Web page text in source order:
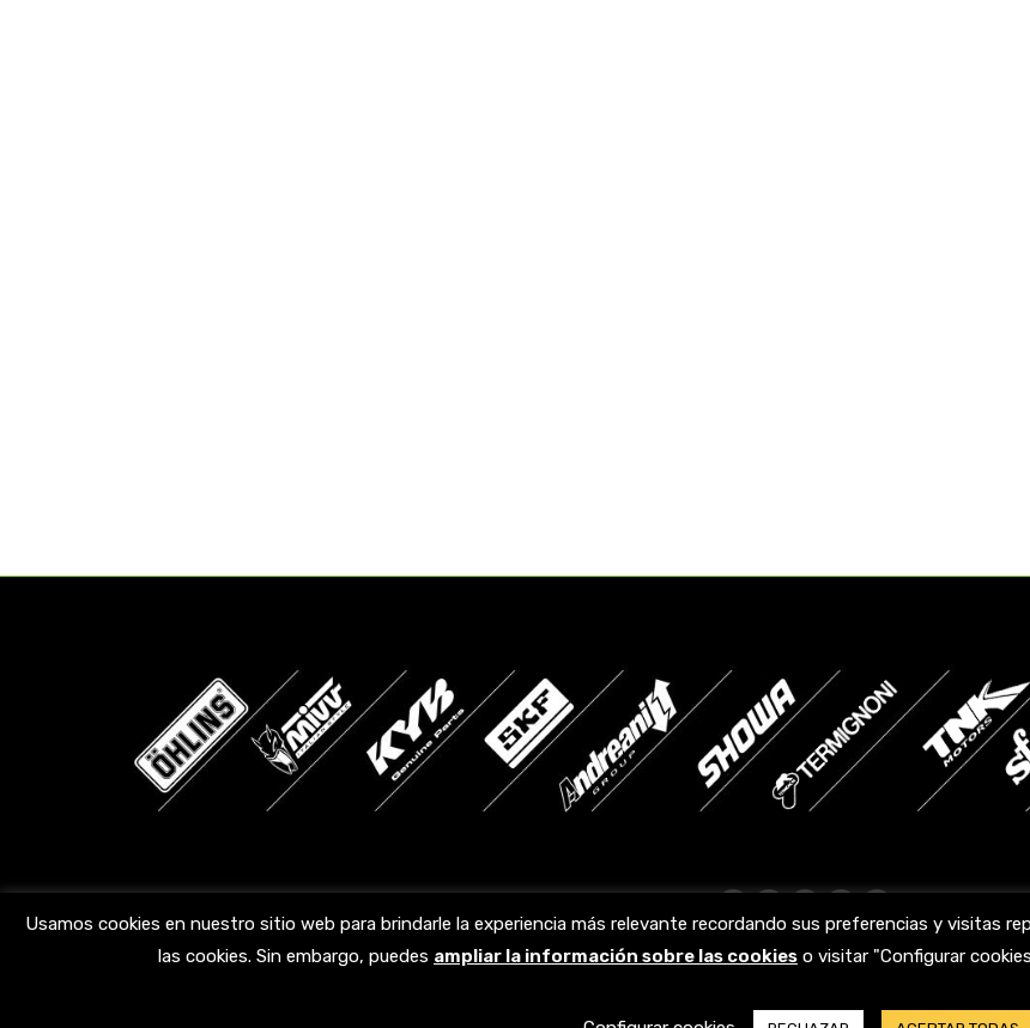
Facebook
page
X
page
in
YouTube
page
in
Linkedin
page
in
Instagram
page
in
Usamos cookies en nuestro sitio web para brindarle la experiencia más relevante recordando sus preferencias y visitas
las cookies. Sin embargo, puedes ampliar la información sobre las cookies o visitar "Configurar